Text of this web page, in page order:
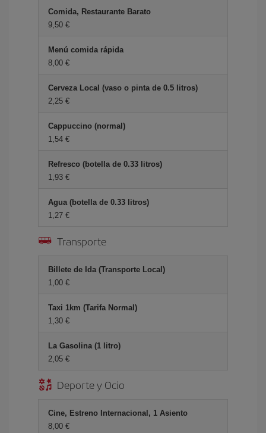
Comida, Restaurante Barato
9,50 €
Menú comida rápida
8,00 €
Cerveza Local (vaso o pinta de 0.5 litros)
2,25 €
Cappuccino (normal)
1,54 €
Refresco (botella de 0.33 litros)
1,93 €
Agua (botella de 0.33 litros)
1,27 €
Transporte
Billete de Ida (Transporte Local)
1,00 €
Taxi 1km (Tarifa Normal)
1,30 €
La Gasolina (1 litro)
2,05 €
Deporte y Ocio
Cine, Estreno Internacional, 1 Asiento
8,00 €